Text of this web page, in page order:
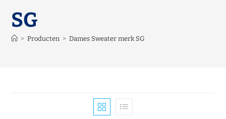
SG
> Producten > Dames Sweater merk SG